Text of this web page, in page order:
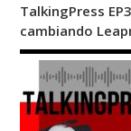
TalkingPress
cambiando